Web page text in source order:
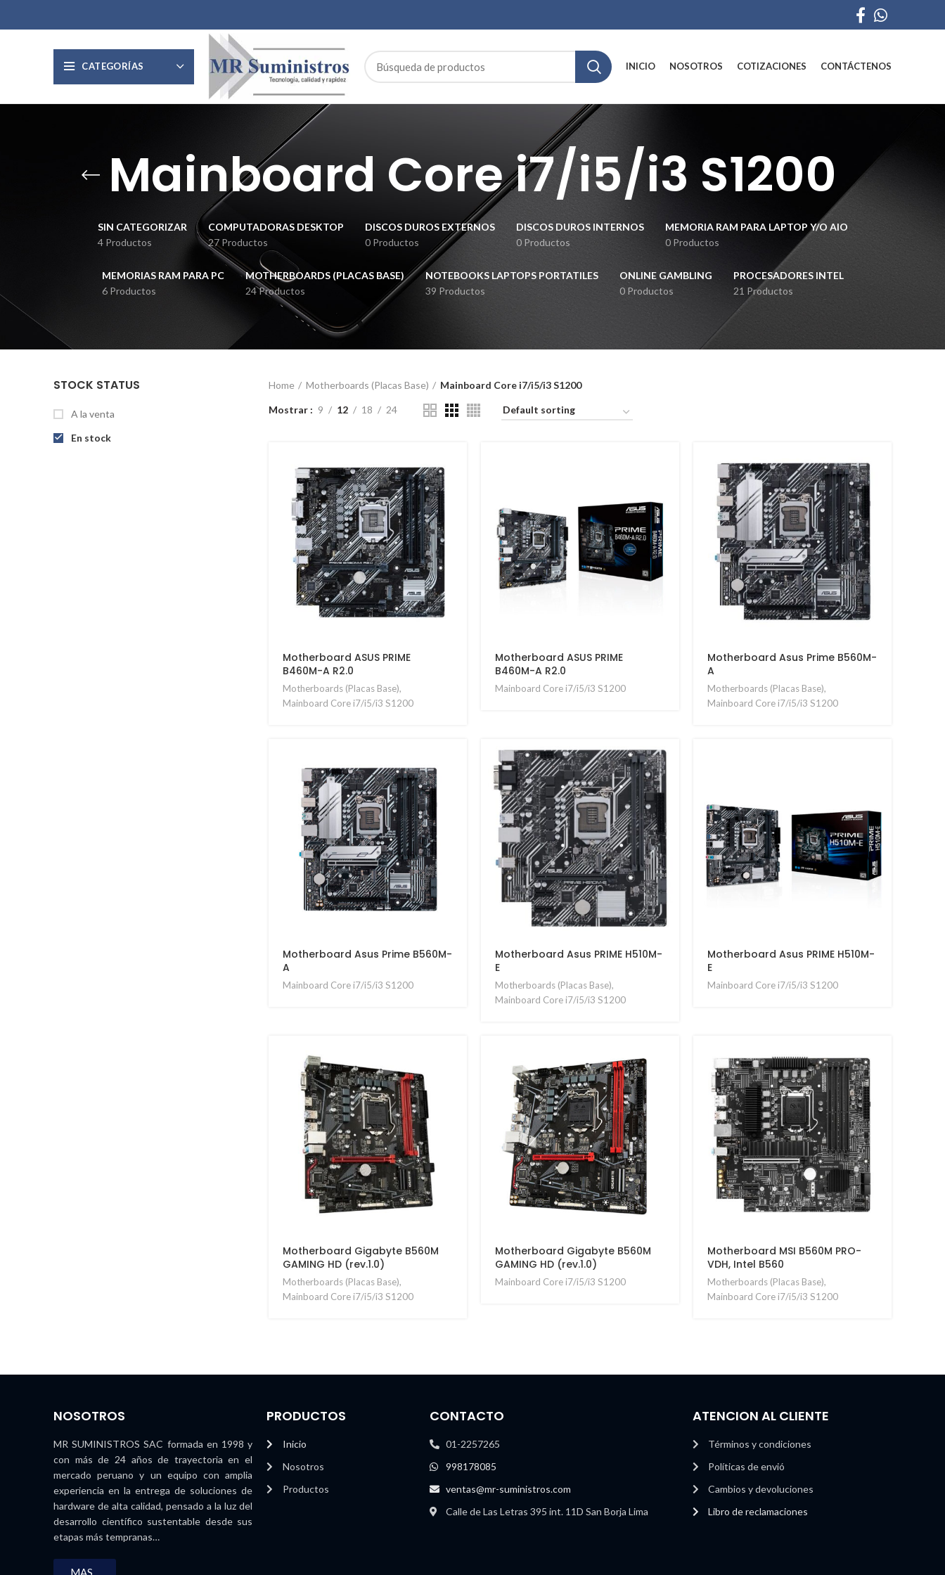
CATEGORÍAS INICIO NOSOTROS COTIZACIONES CONTÁCTENOS
Mainboard Core i7/i5/i3 S1200
SIN CATEGORIZAR
4 Productos
COMPUTADORAS DESKTOP
27 Productos
DISCOS DUROS EXTERNOS
0 Productos
DISCOS DUROS INTERNOS
0 Productos
MEMORIA RAM PARA LAPTOP Y/O AIO
0 Productos
MEMORIAS RAM PARA PC
6 Productos
MOTHERBOARDS (PLACAS BASE)
24 Productos
NOTEBOOKS LAPTOPS PORTATILES
39 Productos
ONLINE GAMBLING
0 Productos
PROCESADORES INTEL
21 Productos
STOCK STATUS
A la venta
En stock
Home Motherboards (Placas Base) Mainboard Core i7/i5/i3 S1200
Mostrar 9 12 18 24
Motherboard ASUS PRIME
B460M-A R2.0
Motherboards (Placas Base),
Mainboard Core i7/i5/i3 S1200
Motherboard ASUS PRIME
B460M-A R2.0
Mainboard Core i7/i5/i3 S1200
Motherboard Asus Prime B560M-
A
Motherboards (Placas Base),
Mainboard Core i7/i5/i3 S1200
Motherboard Asus Prime B560M-
A
Mainboard Core i7/i5/i3 S1200
Motherboard Asus PRIME H510M-
E
Motherboards (Placas Base),
Mainboard Core i7/i5/i3 S1200
Motherboard Asus PRIME H510M-
E
Mainboard Core i7/i5/i3 S1200
Motherboard Gigabyte B560M
GAMING HD (rev.1.0)
Motherboards (Placas Base),
Mainboard Core i7/i5/i3 S1200
Motherboard Gigabyte B560M
GAMING HD (rev.1.0)
Mainboard Core i7/i5/i3 S1200
Motherboard MSI B560M PRO-
VDH, Intel B560
Motherboards (Placas Base),
Mainboard Core i7/i5/i3 S1200
NOSOTROS
MR SUMINISTROS SAC formada en 1998 y
con más de 24 años de trayectoria en el
mercado peruano y un equipo con amplia
experiencia en la entrega de soluciones de
hardware de alta calidad, pensado a la luz del
desarrollo científico sustentable desde sus
etapas más tempranas…
PRODUCTOS
Inicio
Nosotros
Productos
CONTACTO
01-2257265
998178085
ventas@mr-suministros.com
Calle de Las Letras 395 int. 11D San Borja Lima
ATENCION AL CLIENTE
Términos y condiciones
Políticas de envió
Cambios y devoluciones
Libro de reclamaciones